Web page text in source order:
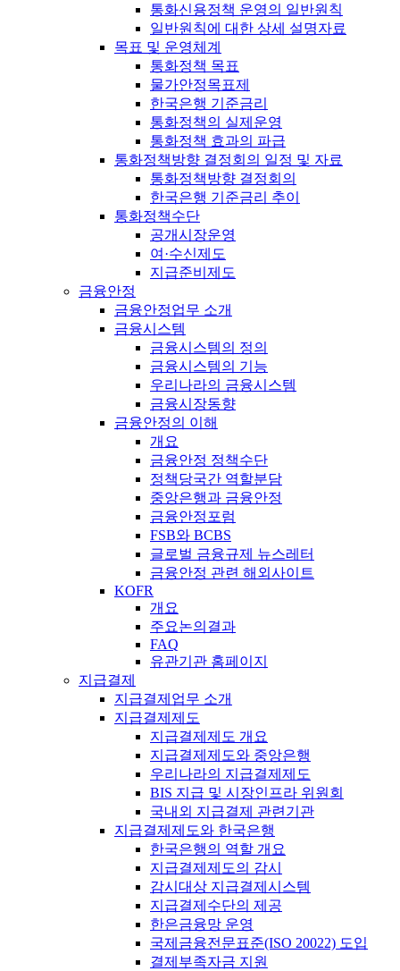
통화신용정책 운영의 일반원칙
일반원칙에 대한 상세 설명자료
목표 및 운영체계
통화정책 목표
물가안정목표제
한국은행 기준금리
통화정책의 실제운영
통화정책 효과의 파급
통화정책방향 결정회의 일정 및 자료
통화정책방향 결정회의
한국은행 기준금리 추이
통화정책수단
공개시장운영
여·수신제도
지급준비제도
금융안정
금융안정업무 소개
금융시스템
금융시스템의 정의
금융시스템의 기능
우리나라의 금융시스템
금융시장동향
금융안정의 이해
개요
금융안정 정책수단
정책당국간 역할분담
중앙은행과 금융안정
금융안정포럼
FSB와 BCBS
글로벌 금융규제 뉴스레터
금융안정 관련 해외사이트
KOFR
개요
주요논의결과
FAQ
유관기관 홈페이지
지급결제
지급결제업무 소개
지급결제제도
지급결제제도 개요
지급결제제도와 중앙은행
우리나라의 지급결제제도
BIS 지급 및 시장인프라 위원회
국내외 지급결제 관련기관
지급결제제도와 한국은행
한국은행의 역할 개요
지급결제제도의 감시
감시대상 지급결제시스템
지급결제수단의 제공
한은금융망 운영
국제금융전문표준(ISO 20022) 도입
결제부족자금 지원